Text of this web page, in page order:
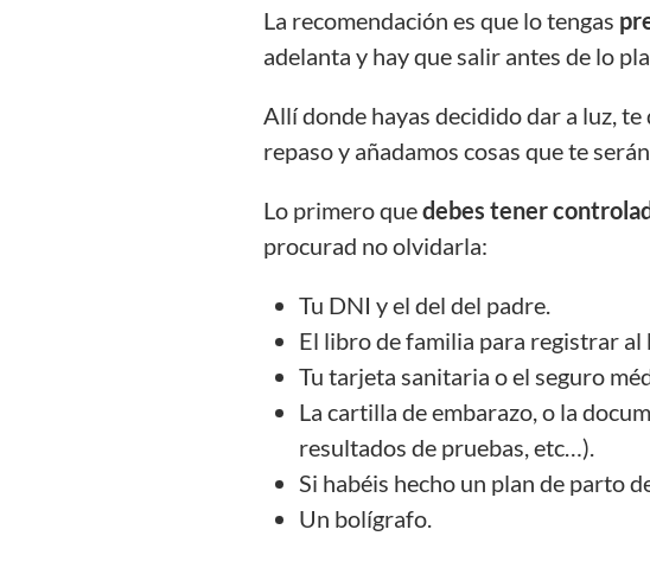
La recomendación es que lo tengas
adelanta y hay que salir antes de lo
Allí donde hayas decidido dar a luz,
repaso y añadamos cosas que te
Lo primero quedebes tener
procurad no olvidarla:
Tu DNI y el del del padre.
El libro de familia para registrar
Tu tarjeta sanitaria o el seguro
La cartilla de embarazo, o la
resultados de pruebas, etc…).
Si habéis hecho un plan de parto
Un bolígrafo.